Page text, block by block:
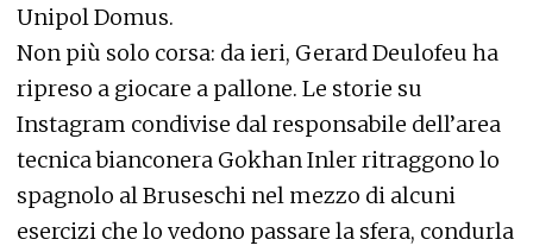
Unipol Domus.
Non più solo corsa: da ieri, Gerard Deulofeu ha
ripreso a giocare a pallone. Le storie su
Instagram condivise dal responsabile dell’area
tecnica bianconera Gokhan Inler ritraggono lo
spagnolo al Bruseschi nel mezzo di alcuni
esercizi che lo vedono passare la sfera, condurla